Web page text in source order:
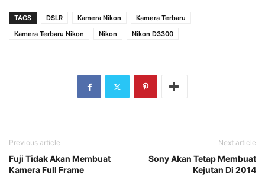
TAGS DSLR Kamera Nikon
Kamera Terbaru
Kamera Terbaru Nikon
Nikon Nikon D3300
Previous article
Fuji Tidak Akan Membuat
Kamera Full Frame
Next article
Sony Akan Tetap Membuat
Kejutan Di 2014